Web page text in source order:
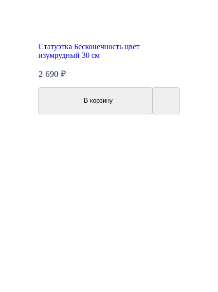
Статуэтка Бесконечность цвет
изумрудный 30 см
2 690 ₽
В корзину